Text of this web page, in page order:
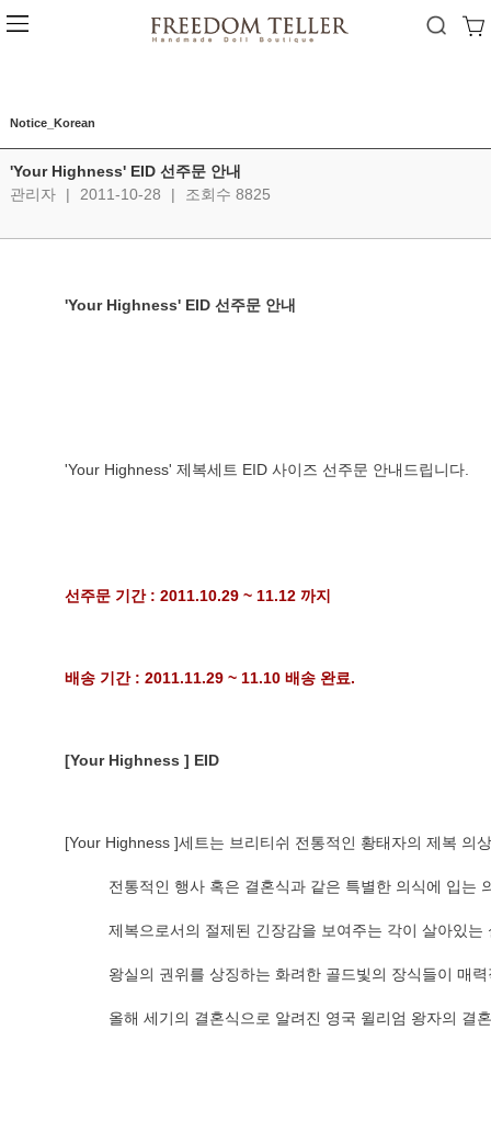
Notice_Korean
'Your Highness' EID 선주문 안내
관리자
| 2011-10-28 | 조회수 8825
'Your Highness' EID 선주문 안내
'Your Highness' 제복세트 EID 사이즈 선주문 안내드립니다.
선주문 기간 : 2011.10.29 ~ 11.12 까지
배송 기간 : 2011.11.29 ~ 11.10 배송 완료.
[Your Highness ] EID
[Your Highness ]세트는 브리티쉬 전통적인 황태자의 제복 의
전통적인 행사 혹은 결혼식과 같은 특별한 의식에 입
제복으로서의 절제된 긴장감을 보여주는 각이 살아있
왕실의 권위를 상징하는 화려한 골드빛의 장식들이
올해 세기의 결혼식으로 알려진 영국 윌리엄 왕자